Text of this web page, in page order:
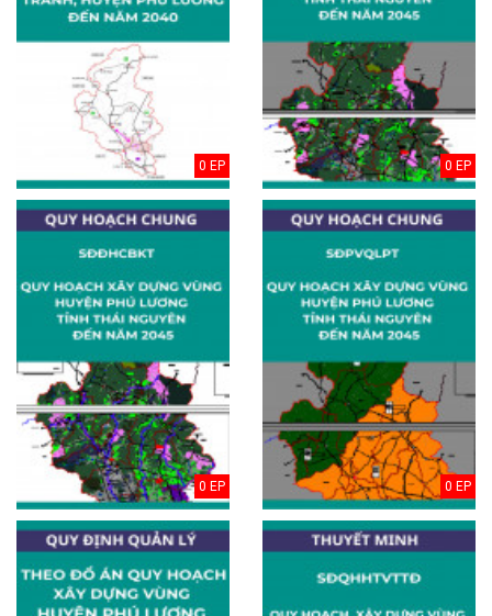
0 EP 0 EP
0 EP 0 EP